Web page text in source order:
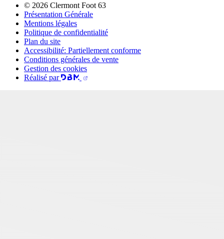
© 2026 Clermont Foot 63
Présentation Générale
Mentions légales
Politique de confidentialité
Plan du site
Accessibilité: Partiellement conforme
Conditions générales de vente
Gestion des cookies
Réalisé par